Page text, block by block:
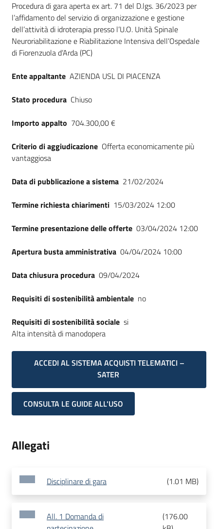
Dati del bando
Procedura di gara aperta ex art. 71 del D.lgs. 36/2023 per
l’affidamento del servizio di organizzazione e gestione
dell’attività di idroterapia presso l’U.O. Unità Spinale
Neuroriabilitazione e Riabilitazione Intensiva dell’Ospedale
di Fiorenzuola d’Arda (PC)
Ente appaltante AZIENDA USL DI PIACENZA
Stato procedura Chiuso
Importo appalto 704.300,00 €
Criterio di aggiudicazione Offerta economicamente più
vantaggiosa
Data di pubblicazione a sistema 21/02/2024
Termine richiesta chiarimenti 15/03/2024 12:00
Termine presentazione delle offerte 03/04/2024 12:00
Apertura busta amministrativa 04/04/2024 10:00
Data chiusura procedura 09/04/2024
Requisiti di sostenibilità ambientale no
Requisiti di sostenibilità sociale si
Alta intensità di manodopera
ACCEDI AL SISTEMA ACQUISTI TELEMATICI –
SATER
CONSULTA LE GUIDE ALL'USO
Allegati
Disciplinare di gara (1.01 MB)
All. 1 Domanda di
(176.00